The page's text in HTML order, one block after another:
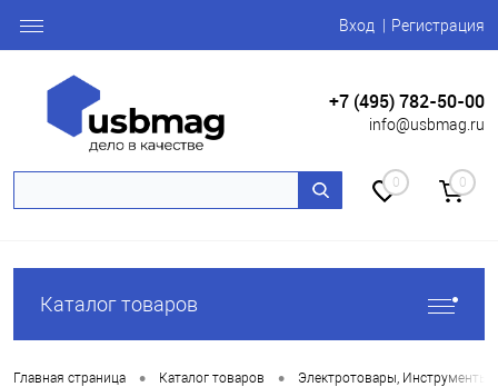
Вход Регистрация
+7 (495) 782-50-00
info@usbmag.ru
0 0
Каталог товаров
Главная страница • Каталог товаров • Электротовары, Инструменты